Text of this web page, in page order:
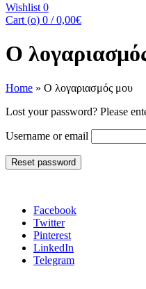
Wishlist 0
Cart (o) 0 / 0,00€
Ο
Home » Ο λογαριασμός μου
Lost your password? Please
Username or email
Reset password
Facebook
Twitter
Pinterest
LinkedIn
Telegram